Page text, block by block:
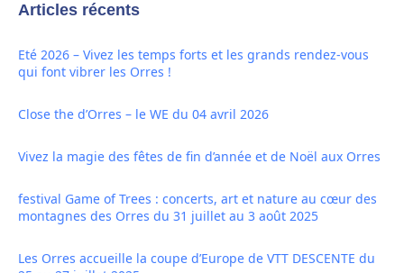
Articles récents
Eté 2026 – Vivez les temps forts et les grands rendez-vous
qui font vibrer les Orres !
Close the d’Orres – le WE du 04 avril 2026
Vivez la magie des fêtes de fin d’année et de Noël aux Orres
festival Game of Trees : concerts, art et nature au cœur des
montagnes des Orres du 31 juillet au 3 août 2025
Les Orres accueille la coupe d’Europe de VTT DESCENTE du